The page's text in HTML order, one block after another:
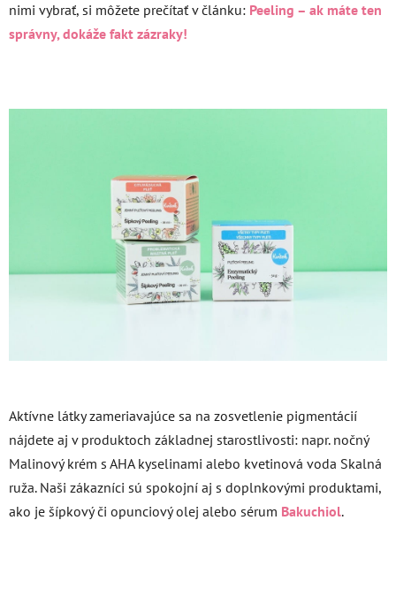
nimi vybrať, si môžete prečítať v článku: Peeling – ak máte ten
správny, dokáže fakt zázraky!
Aktívne látky zameriavajúce sa na zosvetlenie pigmentácií
nájdete aj v produktoch základnej starostlivosti: napr. nočný
Malinový krém s AHA kyselinami alebo kvetinová voda Skalná
ruža. Naši zákazníci sú spokojní aj s doplnkovými produktami,
ako je šípkový či opunciový olej alebo sérum Bakuchiol.